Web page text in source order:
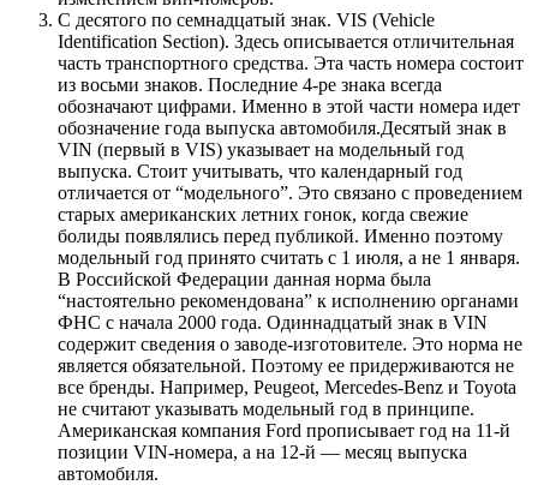
С десятого по семнадцатый знак. VIS (Vehicle
Identification Section). Здесь описывается отличительная
часть транспортного средства. Эта часть номера состоит
из восьми знаков. Последние 4-ре знака всегда
обозначают цифрами. Именно в этой части номера идет
обозначение года выпуска автомобиля.Десятый знак в
VIN (первый в VIS) указывает на модельный год
выпуска. Стоит учитывать, что календарный год
отличается от “модельного”. Это связано с проведением
старых американских летних гонок, когда свежие
болиды появлялись перед публикой. Именно поэтому
модельный год принято считать с 1 июля, а не 1 января.
В Российской Федерации данная норма была
“настоятельно рекомендована” к исполнению органами
ФНС с начала 2000 года. Одиннадцатый знак в VIN
содержит сведения о заводе-изготовителе. Это норма не
является обязательной. Поэтому ее придерживаются не
все бренды. Например, Peugeot, Mercedes-Benz и Toyota
не считают указывать модельный год в принципе.
Американская компания Ford прописывает год на 11-й
позиции VIN-номера, а на 12-й — месяц выпуска
автомобиля.